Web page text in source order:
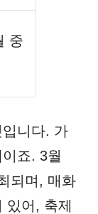
중
니다. 가
죠. 3월
되며, 매화
있어, 축제